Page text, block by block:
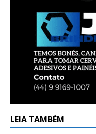
LEIA TAMBÉM